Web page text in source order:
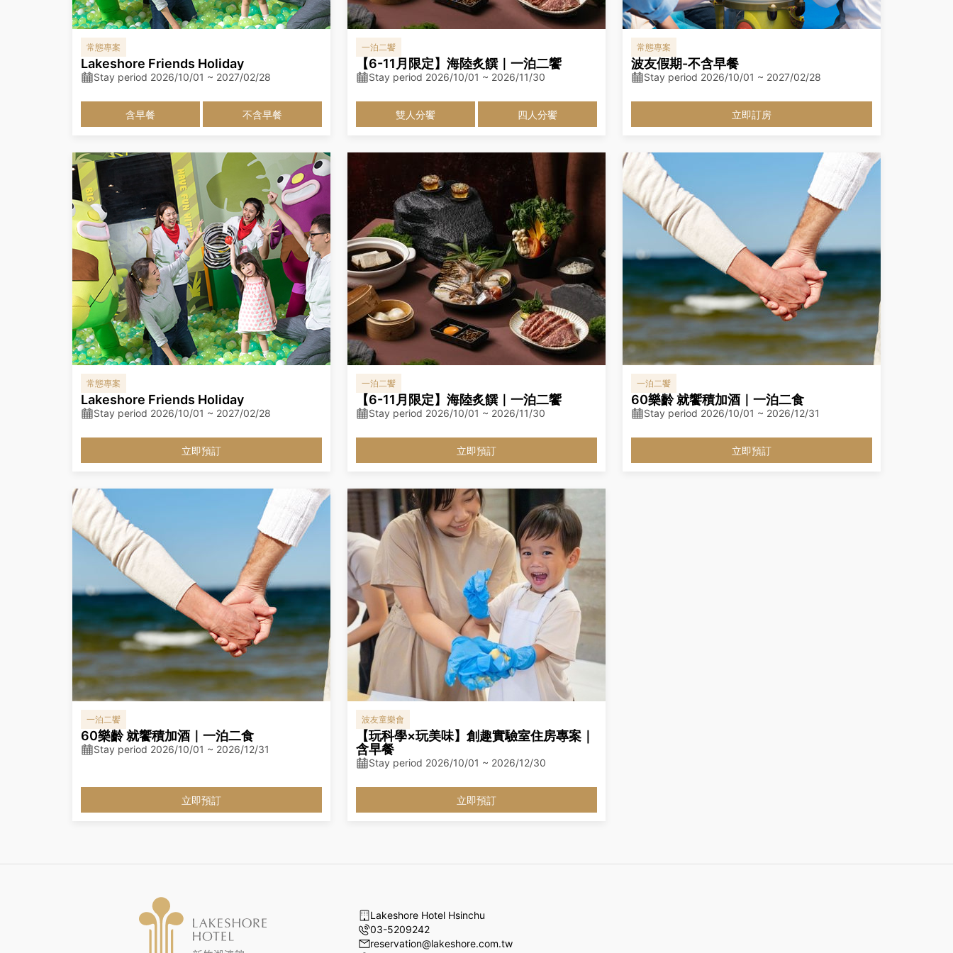
常態專案
Lakeshore Friends Holiday
Stay period 2026/10/01 ~ 2027/02/28
含早餐 不含早餐
一泊二饗
【6-11月限定】海陸炙饌｜一泊二饗
Stay period 2026/10/01 ~ 2026/11/30
雙人分饗 四人分饗
常態專案
波友假期-不含早餐
Stay period 2026/10/01 ~ 2027/02/28
立即訂房
常態專案
Lakeshore Friends Holiday
Stay period 2026/10/01 ~ 2027/02/28
立即預訂
一泊二饗
【6-11月限定】海陸炙饌｜一泊二饗
Stay period 2026/10/01 ~ 2026/11/30
立即預訂
一泊二饗
60樂齡 就饗積加酒｜一泊二食
Stay period 2026/10/01 ~ 2026/12/31
立即預訂
一泊二饗
60樂齡 就饗積加酒｜一泊二食
Stay period 2026/10/01 ~ 2026/12/31
立即預訂
波友童樂會
【玩科學×玩美味】創趣實驗室住房專案｜
含早餐
Stay period 2026/10/01 ~ 2026/12/30
立即預訂
Lakeshore Hotel Hsinchu
03-5209242
reservation@lakeshore.com.tw